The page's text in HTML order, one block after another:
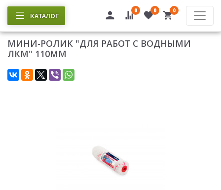
КАТАЛОГ
0 0 0
МИНИ-РОЛИК "ДЛЯ РАБОТ С ВОДНЫМИ
ЛКМ" 110ММ